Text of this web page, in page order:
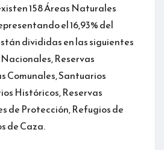
158 Áreas Naturales
el 16,93% del
divididas en las siguientes
Reservas
Comunales, Santuarios
Históricos, Reservas
de Protección, Refugios de
de Caza.